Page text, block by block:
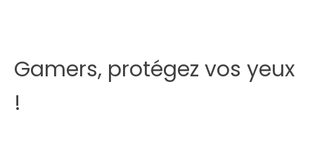
Gamers, protégez vos yeux
!